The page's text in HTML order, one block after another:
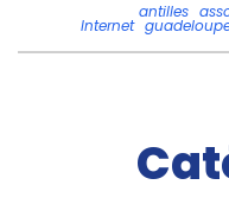
antilles
Internet